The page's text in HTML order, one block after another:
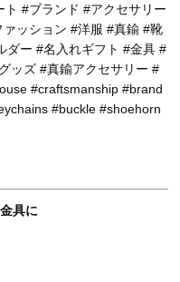
#ブランド #アクセサリー
ッション #洋服 #真鍮 #靴
ダー #名入れギフト #金具 #
ッズ #真鍮アクセサリー #
#craftsmanship #brand
#buckle #shoehorn
具に